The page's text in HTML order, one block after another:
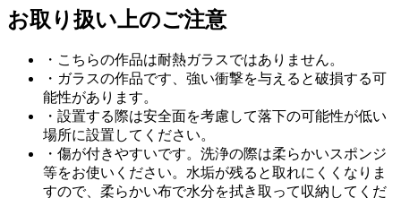
お取り扱い上のご注意
・こちらの作品は耐熱ガラスではありません。
・ガラスの作品です、強い衝撃を与えると破損する可
能性があります。
・設置する際は安全面を考慮して落下の可能性が低い
場所に設置してください。
・傷が付きやすいです。洗浄の際は柔らかいスポンジ
等をお使いください。水垢が残ると取れにくくなりま
すので、柔らかい布で水分を拭き取って収納してくだ